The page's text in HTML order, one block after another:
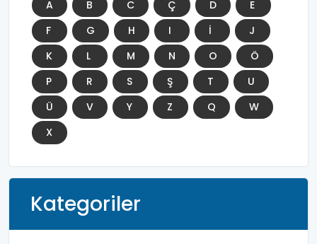
A B C Ç D
E
F
G H I İ
J
K
L M N O
Ö
P
R S Ş T
U
Ü
V Y Z Q
W
X
Kategoriler